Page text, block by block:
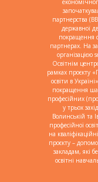
партнерства
державної
покращення
партнерах. На
організацією
Освітнім
рамках проєкту
освіти в
покращення
професійних
у трьох
Волинській та
професійної
на
проєкту –
закладам, які
освітні